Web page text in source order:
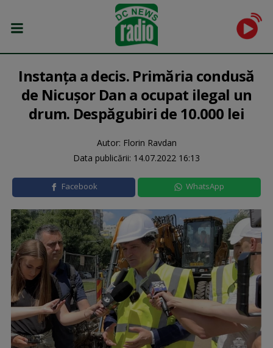
Instanţa a decis. Primăria condusă
de Nicuşor Dan a ocupat ilegal un
drum. Despăgubiri de 10.000 lei
Autor: Florin Ravdan
Data publicării: 14.07.2022 16:13
Facebook WhatsApp